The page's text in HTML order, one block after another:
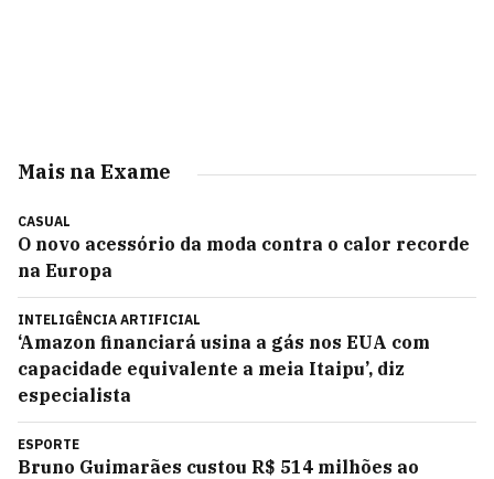
Mais na Exame
CASUAL
O novo acessório da moda contra o calor recorde
na Europa
INTELIGÊNCIA ARTIFICIAL
‘Amazon financiará usina a gás nos EUA com
capacidade equivalente a meia Itaipu’, diz
especialista
ESPORTE
Bruno Guimarães custou R$ 514 milhões ao